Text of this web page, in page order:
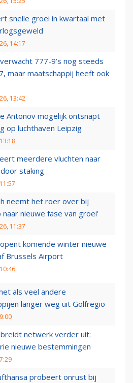
snelle groei in kwartaal met
14:17
777-9’s nog steeds
maar maatschappij heeft ook
13:42
Antonov mogelijk ontsnapt
op luchthaven Leipzig
meerdere vluchten naar
staking
neemt het roer over bij
naar nieuwe fase van groei'
11:37
komende winter nieuwe
Brussels Airport
als veel andere
langer weg uit Golfregio
breidt netwerk verder uit:
nieuwe bestemmingen
probeert onrust bij